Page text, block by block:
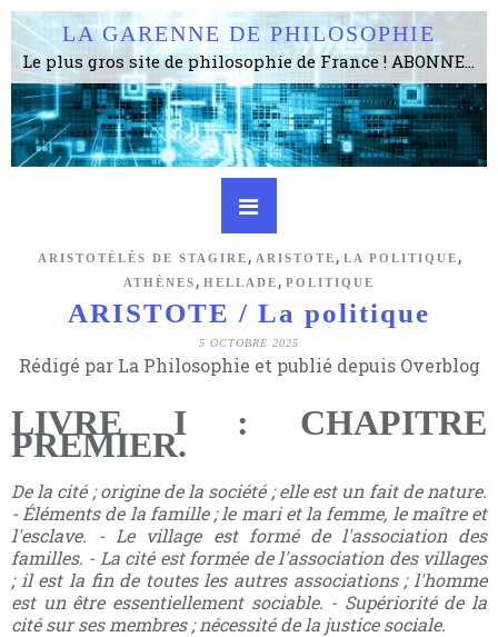
LA GARENNE DE PHILOSOPHIE
Le plus gros site de philosophie de France ! ABONNEZ-VOUS ! 4115 Articles, 1634 abonné·e·s, depuis 2006 . . . . . . . . 2 852 214 pages vues jusqu'à présent. Prestance et être apte à un plus grand nombre de choses.
ARISTOTÈLÈS DE STAGIRE , ARISTOTE , LA POLITIQUE ,
ATHÈNES , HELLADE , POLITIQUE
ARISTOTE / La politique
5 OCTOBRE 2025
Rédigé par La Philosophie et publié depuis Overblog
LIVRE I : CHAPITRE
PREMIER.
De la cité ; origine de la société ; elle est un fait de nature.
- Éléments de la famille ; le mari et la femme, le maître et
l'esclave. - Le village est formé de l'association des
familles. - La cité est formée de l'association des villages
; il est la fin de toutes les autres associations ; l'homme
est un être essentiellement sociable. - Supériorité de la
cité sur ses membres ; nécessité de la justice sociale.